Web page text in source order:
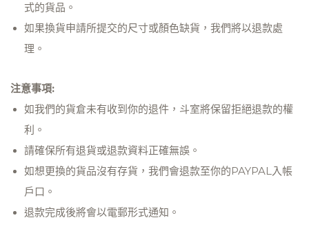
式的貨品。
如果換貨申請所提交的尺寸或顏色缺貨，我們將以退款處
理。
注意事項:
如我們的貨倉未有收到你的退件，斗室將保留拒絕退款的權
利。
請確保所有退貨或退款資料正確無誤。
如想更換的貨品沒有存貨，我們會退款至你的PAYPAL入帳
戶口。
退款完成後將會以電郵形式通知。